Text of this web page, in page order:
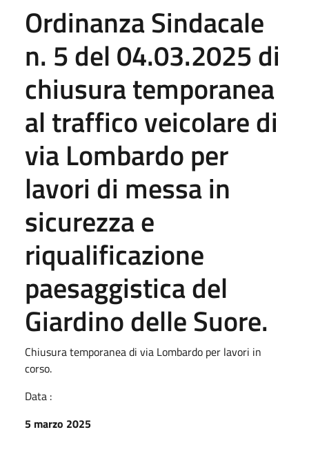
Ordinanza Sindacale
n. 5 del 04.03.2025 di
chiusura temporanea
al traffico veicolare di
via Lombardo per
lavori di messa in
sicurezza e
riqualificazione
paesaggistica del
Giardino delle Suore.
Chiusura temporanea di via Lombardo per lavori in
corso.
Data :
5 marzo 2025